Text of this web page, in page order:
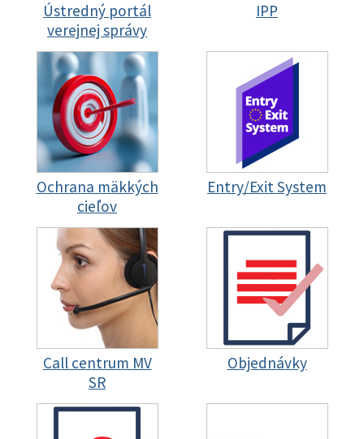
Ústredný portál
verejnej správy
IPP
Ochrana mäkkých
cieľov
Entry/Exit System
Call centrum MV
SR
Objednávky